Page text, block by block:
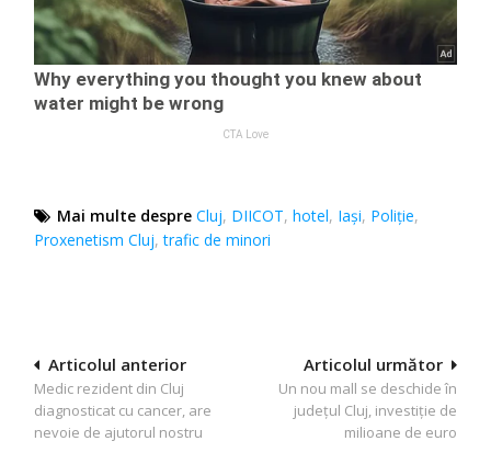
Mai multe despre Cluj, DIICOT,hotel, Iaşi, Poliție,
Proxenetism Cluj,trafic de minori
Navigare
în
articole
Articolul următor
Un nou mall se deschide în
județul Cluj, investiție de
milioane de euro
Articolul anterior
Medic rezident din Cluj
diagnosticat cu cancer, are
nevoie de ajutorul nostru